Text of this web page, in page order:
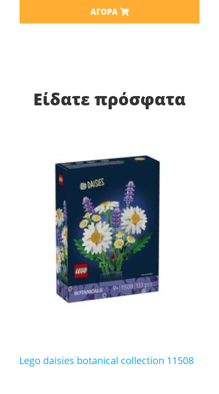
ΑΓΟΡΆ
Είδατε πρόσφατα
lego daisies botanical collection 11508